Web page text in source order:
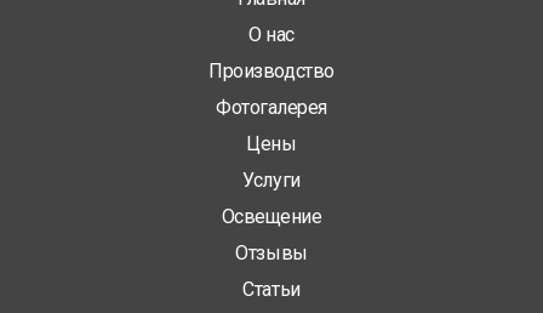
О нас
Производство
Фотогалерея
Цены
Услуги
Освещение
Отзывы
Статьи